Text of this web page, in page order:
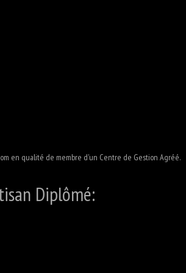
en qualité de membre d'un Centre de Gestion Agréé.
Diplômé: